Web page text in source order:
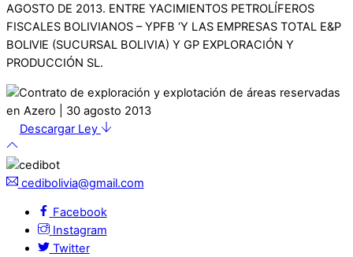
AGOSTO DE 2013. ENTRE YACIMIENTOS PETROLÍFEROS
FISCALES BOLIVIANOS – YPFB ‘Y LAS EMPRESAS TOTAL E&P
BOLlVlE (SUCURSAL BOLIVIA) Y GP EXPLORACIÓN Y
PRODUCCIÓN SL.
Descargar Ley
cedibolivia@gmail.com
Facebook
Instagram
Twitter